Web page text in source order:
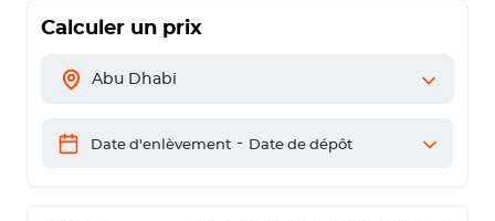
Calculer un prix
Abu Dhabi
Date d'enlèvement - Date de dépôt